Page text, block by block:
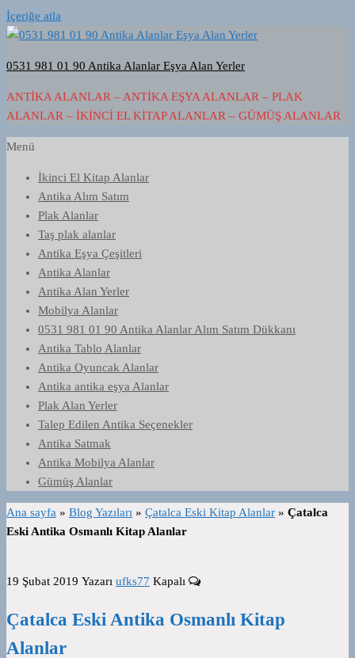
İçeriğe atla
0531 981 01 90 Antika Alanlar Eşya Alan Yerler
ANTIKA ALANLAR – ANTIKA EŞYA ALANLAR – PLAK
ALANLAR – İKINCI EL KITAP ALANLAR – GÜMÜŞ ALANLAR
Menü
İkinci El Kitap Alanlar
Antika Alım Satım
Plak Alanlar
Taş plak alanlar
Antika Eşya Çeşitleri
Antika Alanlar
Antika Alan Yerler
Mobilya Alanlar
0531 981 01 90 Antika Alanlar Alım Satım Dükkanı
Antika Tablo Alanlar
Antika Oyuncak Alanlar
Antika antika eşya Alanlar
Plak Alan Yerler
Talep Edilen Antika Seçenekler
Antika Satmak
Antika Mobilya Alanlar
Gümüş Alanlar
Ana sayfa » Blog Yazıları » Çatalca Eski Kitap Alanlar » Çatalca
Eski Antika Osmanlı Kitap Alanlar
19 Şubat 2019 Yazarı ufks77 Kapalı
Çatalca Eski Antika Osmanlı Kitap
Alanlar